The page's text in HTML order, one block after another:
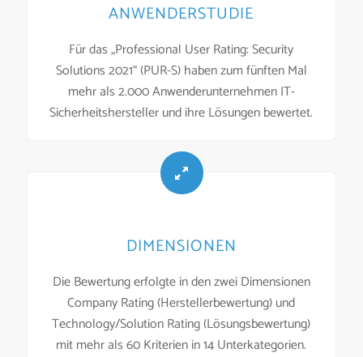
ANWENDERSTUDIE
Für das „Professional User Rating: Security
Solutions 2021“ (PUR-S) haben zum fünften Mal
mehr als 2.000 Anwenderunternehmen IT-
Sicherheitshersteller und ihre Lösungen bewertet.
DIMENSIONEN
Die Bewertung erfolgte in den zwei Dimensionen
Company Rating (Herstellerbewertung) und
Technology/Solution Rating (Lösungsbewertung)
mit mehr als 60 Kriterien in 14 Unterkategorien.